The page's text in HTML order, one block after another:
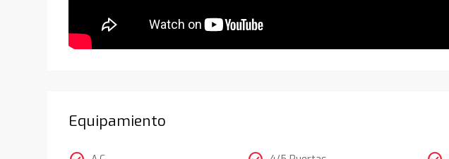
Equipamiento